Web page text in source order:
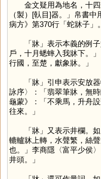
金文疑用為地名，十四
（製）[倝目]器。」帛書
病方》第370行「蛇牀子」。
「牀」表示本義的例
戶，十月蟋蟀入我牀下。
行國，至楚，獻象牀。」
「牀」引申表示安放
詠序〉：「翡翠筆牀，無
龜蒙》：「不乘馬，升舟
往來。」
「牀」又表示井欄。
轆轤牀上轉，水聲繁，絲
也。」李商隱〈富平少侯
井頭。」